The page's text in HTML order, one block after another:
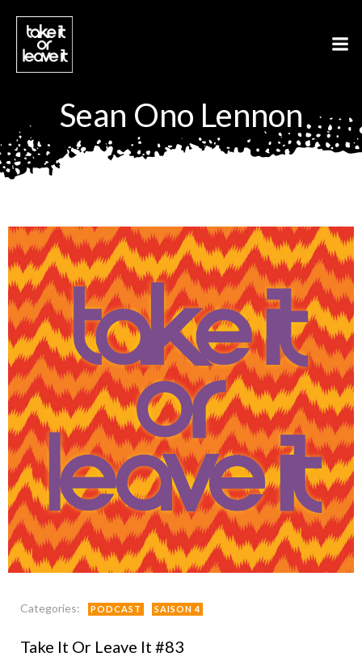
Sean Ono Lennon
Categories: PODCAST SAISON 4
Take It Or Leave It #83